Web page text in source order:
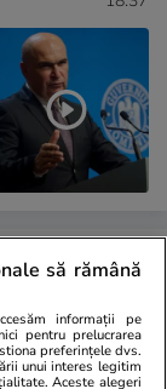
să rămână
informații pe
pentru prelucrarea
preferințele dvs.
unui interes legitim
Aceste alegeri